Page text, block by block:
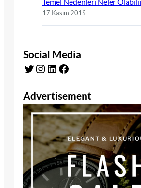
17 Kasım 2019
Social Media
Twitter Instagram LinkedIn Facebook
Advertisement